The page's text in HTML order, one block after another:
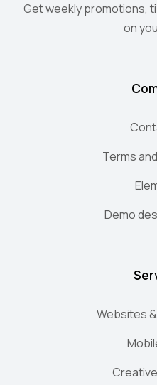
Get weekly promotions,
on
Terms
Demo
Websites